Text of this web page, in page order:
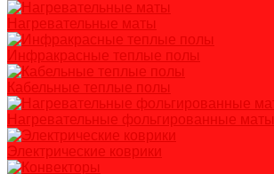
Нагревательные маты
Инфракрасные теплые полы
Кабельные теплые полы
Нагревательные фольгированные маты
Электрические коврики